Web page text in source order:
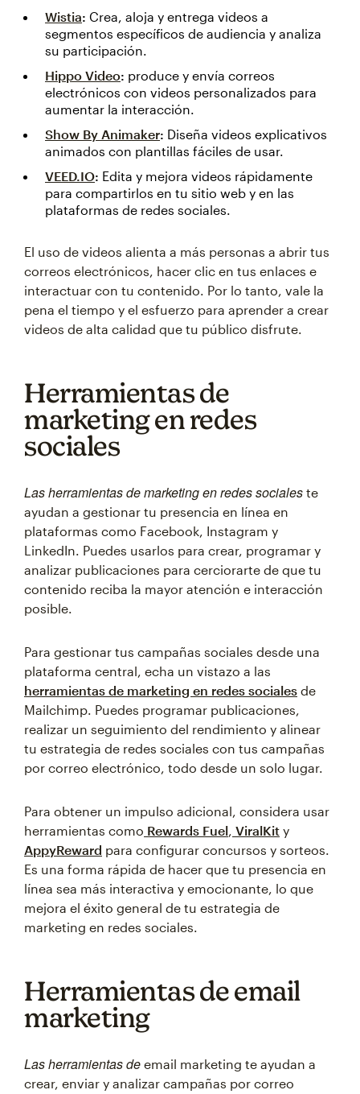
Wistia: Crea, aloja y entrega videos a
segmentos específicos de audiencia y analiza
su participación.
Hippo Video: produce y envía correos
electrónicos con videos personalizados para
aumentar la interacción.
Show By Animaker: Diseña videos explicativos
animados con plantillas fáciles de usar.
VEED.IO: Edita y mejora videos rápidamente
para compartirlos en tu sitio web y en las
plataformas de redes sociales.
El uso de videos alienta a más personas a abrir tus
correos electrónicos, hacer clic en tus enlaces e
interactuar con tu contenido. Por lo tanto, vale la
pena el tiempo y el esfuerzo para aprender a crear
videos de alta calidad que tu público disfrute.
Herramientas de
marketing en redes
sociales
Las herramientas de marketing en redes sociales te
ayudan a gestionar tu presencia en línea en
plataformas como Facebook, Instagram y
LinkedIn. Puedes usarlos para crear, programar y
analizar publicaciones para cerciorarte de que tu
contenido reciba la mayor atención e interacción
posible.
Para gestionar tus campañas sociales desde una
plataforma central, echa un vistazo a las
herramientas de marketing en redes sociales de
Mailchimp. Puedes programar publicaciones,
realizar un seguimiento del rendimiento y alinear
tu estrategia de redes sociales con tus campañas
por correo electrónico, todo desde un solo lugar.
Para obtener un impulso adicional, considera usar
herramientas como Rewards Fuel, ViralKit y
AppyReward para configurar concursos y sorteos.
Es una forma rápida de hacer que tu presencia en
línea sea más interactiva y emocionante, lo que
mejora el éxito general de tu estrategia de
marketing en redes sociales.
Herramientas de email
marketing
Las herramientas de email marketing te ayudan a
crear, enviar y analizar campañas por correo